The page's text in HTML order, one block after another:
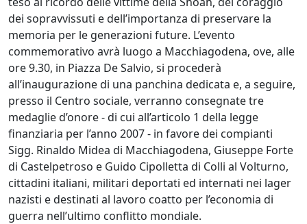
dei sopravvissuti e dell’importanza di preservare la
memoria per le generazioni future. L’evento
commemorativo avrà luogo a Macchiagodena, ove, alle
ore 9.30, in Piazza De Salvio, si procederà
all’inaugurazione di una panchina dedicata e, a seguire,
presso il Centro sociale, verranno consegnate tre
medaglie d’onore - di cui all’articolo 1 della legge
finanziaria per l’anno 2007 - in favore dei compianti
Sigg. Rinaldo Midea di Macchiagodena, Giuseppe Forte
di Castelpetroso e Guido Cipolletta di Colli al Volturno,
cittadini italiani, militari deportati ed internati nei lager
nazisti e destinati al lavoro coatto per l’economia di
guerra nell’ultimo conflitto mondiale.